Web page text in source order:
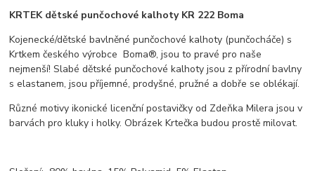
KRTEK dětské punčochové kalhoty KR 222 Boma
Kojenecké/dětské bavlněné punčochové kalhoty (punčocháče) s
Krtkem českého výrobce Boma®, jsou to pravé pro naše
nejmenší! Slabé dětské punčochové kalhoty jsou z přírodní bavlny
s elastanem, jsou příjemné, prodyšné, pružné a dobře se oblékají.
Různé motivy ikonické licenční postavičky od Zdeňka Milera jsou v
barvách pro kluky i holky. Obrázek Krtečka budou prostě milovat.